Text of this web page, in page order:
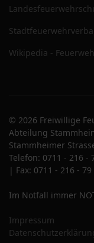
Wikipedia -
© 2026 Freiwillige
Abteilung
Stammheimer
Telefon: 0711 - 216
| Fax: 0711 - 216 - 79
Im Notfall immer
Impressum